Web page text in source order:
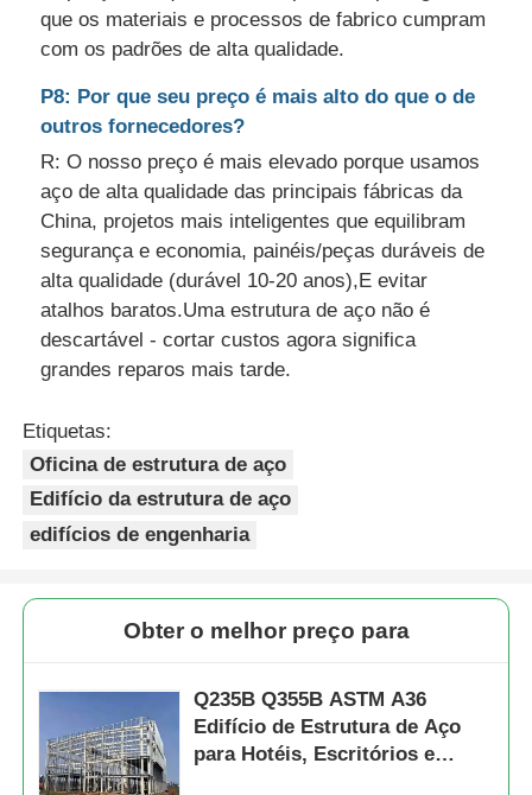
que os materiais e processos de fabrico cumpram
com os padrões de alta qualidade.
P8: Por que seu preço é mais alto do que o de
outros fornecedores?
R: O nosso preço é mais elevado porque usamos
aço de alta qualidade das principais fábricas da
China, projetos mais inteligentes que equilibram
segurança e economia, painéis/peças duráveis de
alta qualidade (durável 10-20 anos),E evitar
atalhos baratos.Uma estrutura de aço não é
descartável - cortar custos agora significa
grandes reparos mais tarde.
Etiquetas:
Oficina de estrutura de aço
Edifício da estrutura de aço
edifícios de engenharia
Obter o melhor preço para
Q235B Q355B ASTM A36
Edifício de Estrutura de Aço
para Hotéis, Escritórios e